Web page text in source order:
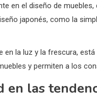
en el diseño de
japonés, como la
la luz y la frescura,
y permiten a los
en las